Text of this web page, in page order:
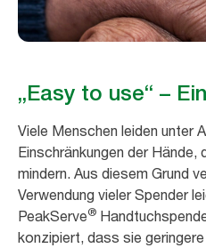
„Easy to use“ –
Viele Menschen leiden unter
Einschränkungen der
mindern. Aus diesem Grund
Verwendung vieler Spender
PeakServe®
konzipiert, dass sie